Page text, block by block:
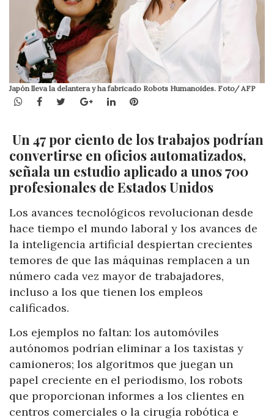
Japón lleva la delantera y ha fabricado Robots Humanoides. Foto/ AFP
WhatsApp
Facebook
TwitterGoogle+LinkedInPinterest
Un 47 por ciento de los trabajos podrían
convertirse en oficios automatizados,
señala un estudio aplicado a unos 700
profesionales de Estados Unidos
Los avances tecnológicos revolucionan desde
hace tiempo el mundo laboral y los avances de
la inteligencia artificial despiertan crecientes
temores de que las máquinas remplacen a un
número cada vez mayor de trabajadores,
incluso a los que tienen los empleos
calificados.
Los ejemplos no faltan: los automóviles
autónomos podrían eliminar a los taxistas y
camioneros; los algoritmos que juegan un
papel creciente en el periodismo, los robots
que proporcionan informes a los clientes en
centros comerciales o la cirugía robótica e